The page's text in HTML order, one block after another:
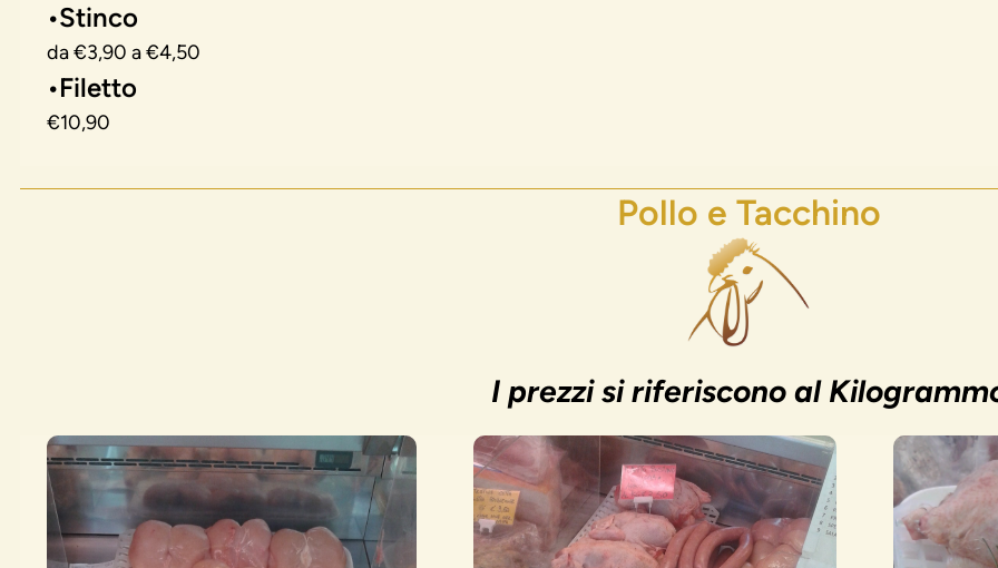
•Stinco
da €3,90 a €4,50
•Filetto
€10,90
Pollo e Tacchino
I prezzi si riferiscono al